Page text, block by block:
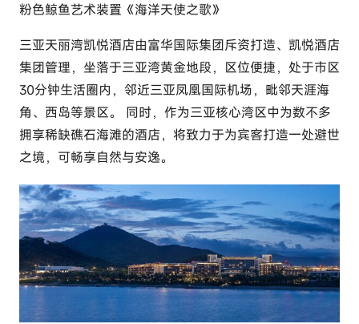
粉色鲸鱼艺术装置《海洋天使之歌》
三亚天丽湾凯悦酒店由富华国际集团斥资打造、凯悦酒店
集团管理，坐落于三亚湾黄金地段，区位便捷，处于市区
30分钟生活圈内，邻近三亚凤凰国际机场，毗邻天涯海
角、西岛等景区。 同时，作为三亚核心湾区中为数不多
拥享稀缺礁石海滩的酒店，将致力于为宾客打造一处避世
之境，可畅享自然与安逸。